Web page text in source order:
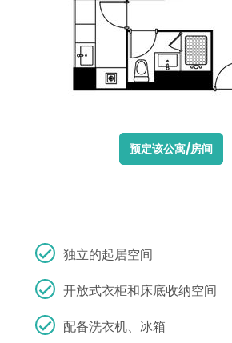
预定该公寓/房间
独立的起居空间
开放式衣柜和床底收纳空间
配备洗衣机、冰箱